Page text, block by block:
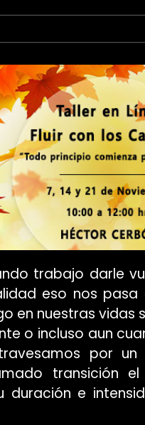
trabajo darle
eso nos
en nuestras vidas
o incluso aun
por un
transición
duración e